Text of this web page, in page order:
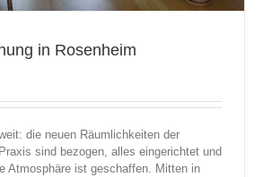
in Rosenheim
die neuen Räumlichkeiten der
sind bezogen, alles eingerichtet und
Atmosphäre ist geschaffen. Mitten in